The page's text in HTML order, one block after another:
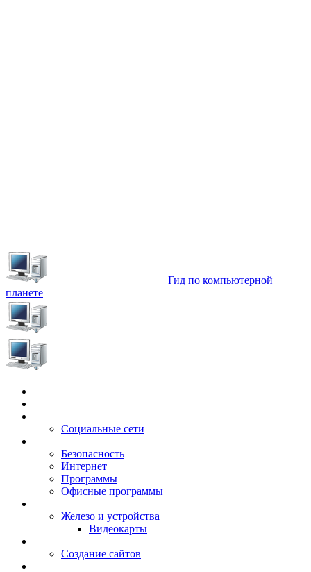
Гид по компьютерной
планете
Социальные сети
Безопасность
Интернет
Программы
Офисные программы
Железо и устройства
Видеокарты
Создание сайтов